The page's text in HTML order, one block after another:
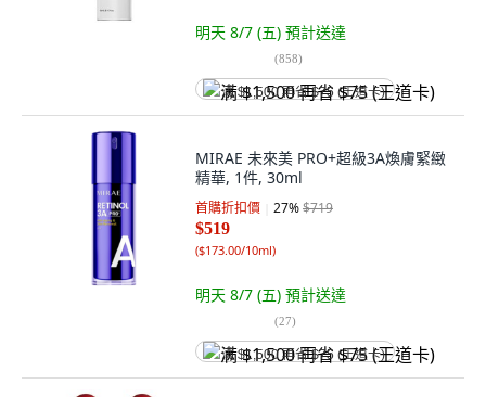
明天 8/7 (五) 預計送達
(858)
满 $1,500 再省 $75 (王道卡)
MIRAE 未來美 PRO+超級3A煥膚緊緻
精華, 1件, 30ml
首購折扣價 27%$719
$519
($173.00/10ml)
明天 8/7 (五) 預計送達
(27)
满 $1,500 再省 $75 (王道卡)